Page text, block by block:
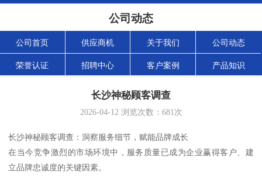
公司动态
公司首页 供应商机 关于我们 公司动态
荣誉认证 招聘中心 客户案例 产品知识
长沙神秘顾客调查
2026-04-12浏览次数： 681次
长沙神秘顾客调查：洞察服务细节，赋能品牌成长
在当今竞争激烈的市场环境中，服务质量已成为企业赢得客户、建
立品牌忠诚度的关键因素。